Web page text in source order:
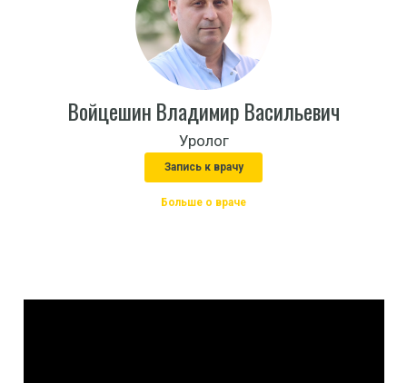
Войцешин Владимир Васильевич
Уролог
Запись к врачу
Больше о враче